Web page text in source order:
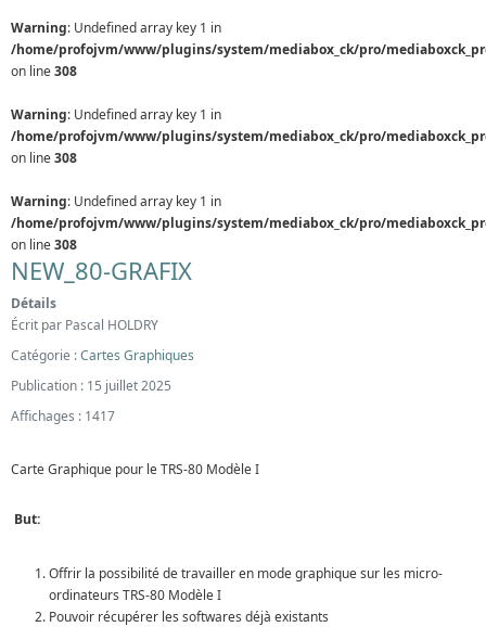
Warning: Undefined array key 1 in
/home/profojvm/www/plugins/system/mediabox_ck/pro/
on line308
Warning: Undefined array key 1 in
/home/profojvm/www/plugins/system/mediabox_ck/pro/
on line308
Warning: Undefined array key 1 in
/home/profojvm/www/plugins/system/mediabox_ck/pro/
on line308
NEW_80-GRAFIX
Détails
Écrit par Pascal HOLDRY
Catégorie :Cartes Graphiques
Publication : 15 juillet 2025
Affichages : 1417
Carte Graphique pour le TRS-80 Modèle I
But:
Offrir la possibilité de travailler en mode graphique sur les micro-
ordinateurs TRS-80 Modèle I
Pouvoir récupérer les softwares déjà existants